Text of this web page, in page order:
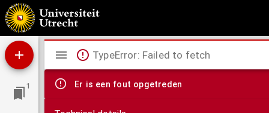
Dessein représentant les sections de l'ombre de la terre sur la lune dans l'éclipse
1
Mirador
viewer
TypeError: Failed to fetch
Er is een fout opgetreden